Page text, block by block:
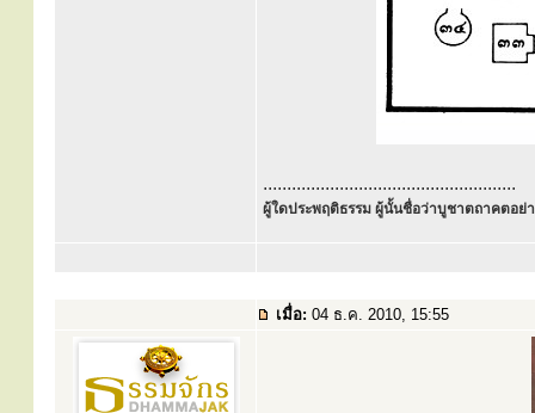
.....................................................
ผู้ใดประพฤติธรรม ผู้นั้นชื่อว่าบูชาตถาคตอย่า
เมื่อ: 04 ธ.ค. 2010, 15:55